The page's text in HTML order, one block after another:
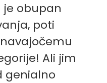
je obupan
poti
Ali jim
genialno